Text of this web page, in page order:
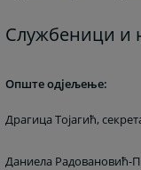
Службеници и
Опште одјељење:
Драгица Тојагић,
Даниела Радовановић-